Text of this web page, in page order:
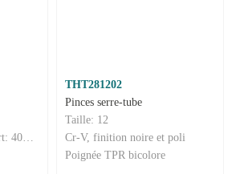
Serrage maximum ouvert: 40mm
THT281202
Pinces serre-tube
Taille: 12
Cr-V, finition noire et poli
Poignée TPR bicolore